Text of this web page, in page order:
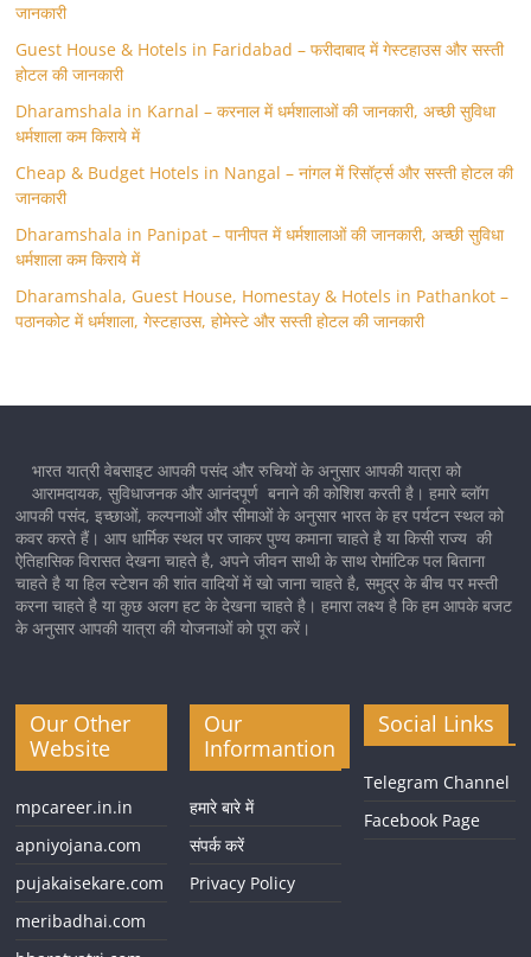
जानकारी
Guest House & Hotels in Faridabad – फरीदाबाद में गेस्टहाउस और सस्ती
होटल की जानकारी
Dharamshala in Karnal – करनाल में धर्मशालाओं की जानकारी, अच्छी सुविधा
धर्मशाला कम किराये में
Cheap & Budget Hotels in Nangal – नांगल में रिसॉर्ट्स और सस्ती होटल की
जानकारी
Dharamshala in Panipat – पानीपत में धर्मशालाओं की जानकारी, अच्छी सुविधा
धर्मशाला कम किराये में
Dharamshala, Guest House, Homestay & Hotels in Pathankot –
पठानकोट में धर्मशाला, गेस्टहाउस, होमेस्टे और सस्ती होटल की जानकारी
भारत यात्री वेबसाइट आपकी पसंद और रुचियों के अनुसार आपकी यात्रा को
आरामदायक, सुविधाजनक और आनंदपूर्ण बनाने की कोशिश करती है। हमारे ब्लॉग
आपकी पसंद, इच्छाओं, कल्पनाओं और सीमाओं के अनुसार भारत के हर पर्यटन स्थल को
कवर करते हैं। आप धार्मिक स्थल पर जाकर पुण्य कमाना चाहते है या किसी राज्य की
ऐतिहासिक विरासत देखना चाहते है, अपने जीवन साथी के साथ रोमांटिक पल बिताना
चाहते है या हिल स्टेशन की शांत वादियों में खो जाना चाहते है, समुद्र के बीच पर मस्ती
करना चाहते है या कुछ अलग हट के देखना चाहते है। हमारा लक्ष्य है कि हम आपके बजट
के अनुसार आपकी यात्रा की योजनाओं को पूरा करें।
Our Other
Website
mpcareer.in.in
apniyojana.com
pujakaisekare.com
meribadhai.com
Our
Informantion
हमारे बारे में
संपर्क करें
Privacy Policy
Social Links
Telegram Channel
Facebook Page